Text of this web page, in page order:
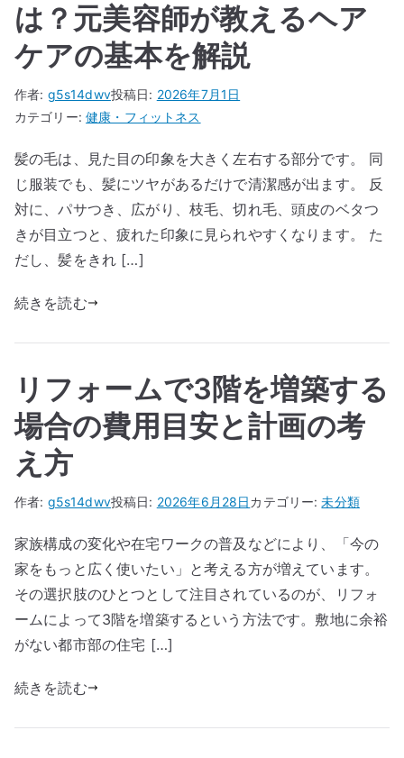
は？元美容師が教えるヘア
ケアの基本を解説
作者: g5s14dwv投稿日: 2026年7月1日
カテゴリー:健康・フィットネス
髪の毛は、見た目の印象を大きく左右する部分です。 同
じ服装でも、髪にツヤがあるだけで清潔感が出ます。 反
対に、パサつき、広がり、枝毛、切れ毛、頭皮のベタつ
きが目立つと、疲れた印象に見られやすくなります。 た
だし、髪をきれ […]
続きを読む
リフォームで3階を増築する
場合の費用目安と計画の考
え方
作者: g5s14dwv投稿日: 2026年6月28日カテゴリー:未分類
家族構成の変化や在宅ワークの普及などにより、「今の
家をもっと広く使いたい」と考える方が増えています。
その選択肢のひとつとして注目されているのが、リフォ
ームによって3階を増築するという方法です。敷地に余裕
がない都市部の住宅 […]
続きを読む